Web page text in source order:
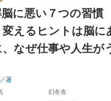
脳に悪い７つの習
変えるヒントは脳
、なぜ仕事や人生が
著
幻冬舎